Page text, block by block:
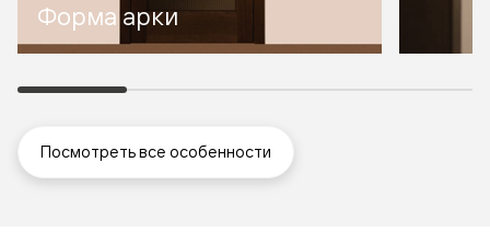
Форма арки
Посмотреть все особенности